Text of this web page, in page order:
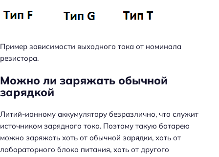
Пример зависимости выходного тока от номинала
резистора.
Можно ли заряжать обычной
зарядкой
Литий-ионному аккумулятору безразлично, что служит
источником зарядного тока. Поэтому такую батарею
можно заряжать хоть от обычной зарядки, хоть от
лабораторного блока питания, хоть от другого